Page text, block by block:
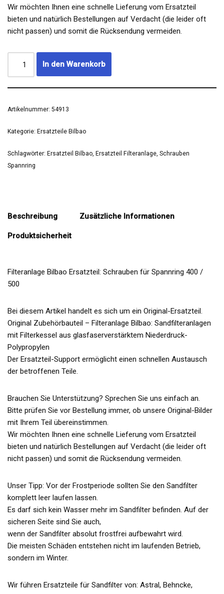
Wir möchten Ihnen eine schnelle Lieferung vom Ersatzteil
bieten und natürlich Bestellungen auf Verdacht (die leider oft
nicht passen) und somit die Rücksendung vermeiden.
In den Warenkorb
Artikelnummer: 54913
Kategorie: Ersatzteile Bilbao
Schlagwörter: Ersatzteil Bilbao Ersatzteil Filteranlage Schrauben
Spannring
Beschreibung Zusätzliche Informationen
Produktsicherheit
Filteranlage Bilbao Ersatzteil: Schrauben für Spannring 400 /
500
Bei diesem Artikel handelt es sich um ein Original-Ersatzteil.
Original Zubehörbauteil – Filteranlage Bilbao: Sandfilteranlagen
mit Filterkessel aus glasfaserverstärktem Niederdruck-
Polypropylen
Der Ersatzteil-Support ermöglicht einen schnellen Austausch
der betroffenen Teile.
Brauchen Sie Unterstützung? Sprechen Sie uns einfach an.
Bitte prüfen Sie vor Bestellung immer, ob unsere Original-Bilder
mit Ihrem Teil übereinstimmen.
Wir möchten Ihnen eine schnelle Lieferung vom Ersatzteil
bieten und natürlich Bestellungen auf Verdacht (die leider oft
nicht passen) und somit die Rücksendung vermeiden.
Unser Tipp: Vor der Frostperiode sollten Sie den Sandfilter
komplett leer laufen lassen.
Es darf sich kein Wasser mehr im Sandfilter befinden. Auf der
sicheren Seite sind Sie auch,
wenn der Sandfilter absolut frostfrei aufbewahrt wird.
Die meisten Schäden entstehen nicht im laufenden Betrieb,
sondern im Winter.
Wir führen Ersatzteile für Sandfilter von: Astral, Behncke,